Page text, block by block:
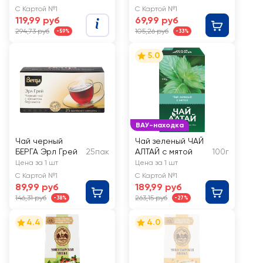
С Картой №1
119,99 руб
294,73 руб -59%
С Картой №1
69,99 руб
105,26 руб -33%
Чай черный
БЕРГА Эрл Грей
25пак
Цена за 1 шт
С Картой №1
89,99 руб
146,31 руб -38%
ВАУ-находка
5.0
Чай зеленый ЧАЙ
АЛТАЙ с мятой
100г
Цена за 1 шт
С Картой №1
189,99 руб
263,15 руб -27%
4.4 4.0